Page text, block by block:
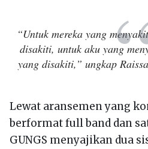
“Untuk mereka yang
disakiti, untuk aku yang
yang disakiti,” ungkap
Lewat aransemen yang
berformat full band dan
GUNGS menyajikan dua